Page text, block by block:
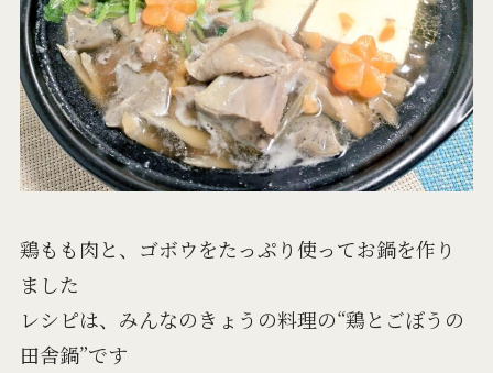
鶏もも肉と、ゴボウをたっぷり使ってお鍋を作り
ました
レシピは、みんなのきょうの料理の“鶏とごぼうの
田舎鍋”です